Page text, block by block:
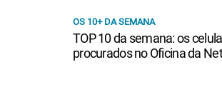
OS 10+ DA SEMANA
TOP 10 da semana: os
procurados no Oficina da Net